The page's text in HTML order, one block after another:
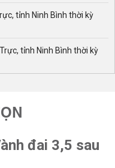
tỉnh Ninh Bình thời kỳ
tỉnh Ninh Bình thời kỳ
đai 3,5 sau